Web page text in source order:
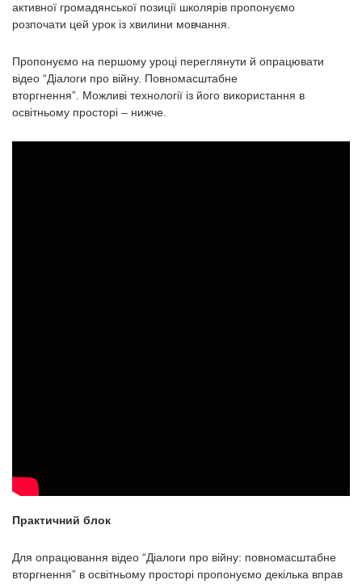
активної громадянської позиції школярів пропонуємо
розпочати цей урок із хвилини мовчання.
Пропонуємо на першому уроці переглянути й опрацювати
відео “Діалоги про війну. Повномасштабне
вторгнення”. Можливі технології із його використання в
освітньому просторі – нижче.
Практичний блок
Для опрацювання відео “Діалоги про війну: повномасштабне
вторгнення” в освітньому просторі пропонуємо декілька вправ